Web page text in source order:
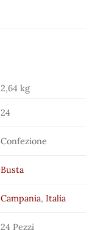
2,64 kg
24
Confezione
Busta
Campania,Italia
24 Pezzi